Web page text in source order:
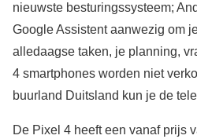
nieuwste besturingssysteem;
Google Assistent aanwezig om
alledaagse taken, je planning,
4 smartphones worden niet
buurland Duitsland kun je de
De Pixel 4 heeft een vanaf prijs